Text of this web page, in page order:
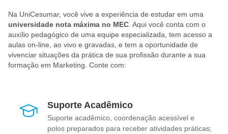
Na UniCesumar, você vive a experiência de estudar em uma
universidade nota máxima no MEC. Aqui você conta com o
auxílio pedagógico de uma equipe especializada, tem acesso a
aulas on-line, ao vivo e gravadas, e tem a oportunidade de
vivenciar situações da prática de sua profissão durante a sua
formação em Marketing. Conte com:
Suporte Acadêmico
Suporte acadêmico, coordenação acessível e
polos preparados para receber atividades práticas;